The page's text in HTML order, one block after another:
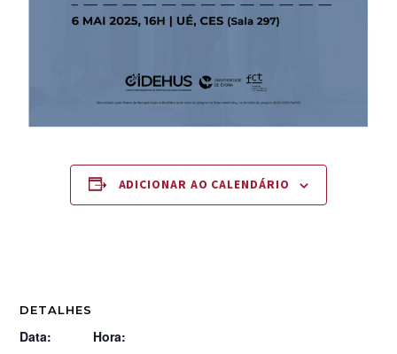
ADICIONAR AO CALENDÁRIO
DETALHES
Data:
Hora: